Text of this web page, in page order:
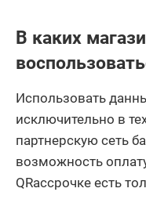
В каких
Использовать
исключительно в
партнерскую сеть
возможность
QRассрочке есть